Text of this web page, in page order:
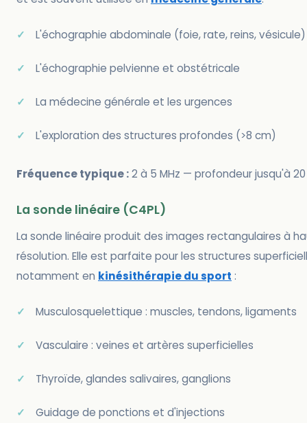
L'échographie abdominale (foie, rate, reins, vésicule)
L'échographie pelvienne et obstétricale
La médecine générale et les urgences
L'exploration des structures profondes (>8 cm)
Fréquence typique :2 à 5 MHz — profondeur jusqu'à
La sonde linéaire (C4PL)
La sonde linéaire produit des images rectangulaires à
résolution. Elle est parfaite pour les structures
notamment en kinésithérapie du sport :
Musculosquelettique : muscles, tendons, ligaments
Vasculaire : veines et artères superficielles
Thyroïde, glandes salivaires, ganglions
Guidage de ponctions et d'injections